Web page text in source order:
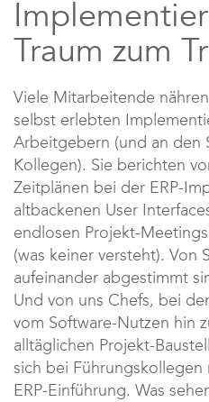
Traum zum
Viele Mitarbeitende
selbst erlebten
Arbeitgebern (und an den
Kollegen). Sie berichten
Zeitplänen bei der ERP-
altbackenen User
endlosen Projekt-
(was keiner versteht). Von
aufeinander abgestimmt
Und von uns Chefs, bei
vom Software-Nutzen hin
alltäglichen Projekt-
sich bei Führungskollegen
ERP-Einführung. Was